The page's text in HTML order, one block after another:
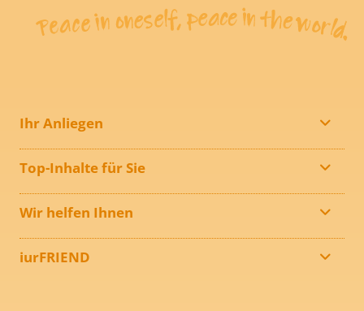
Ihr Anliegen
Top-Inhalte für Sie
Wir helfen Ihnen
iurFRIEND